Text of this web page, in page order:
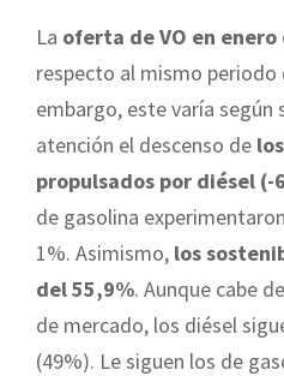
La oferta de VO en
respecto al mismo periodo
embargo, este varía según
atención el descenso de
propulsados por diésel (-
de gasolina
1%. Asimismo, los
del 55,9%. Aunque cabe
de mercado, los diésel
(49%). Le siguen los de